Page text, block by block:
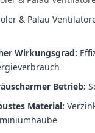
& Palau
Wirkungsgrad:
Betrieb:
Material: